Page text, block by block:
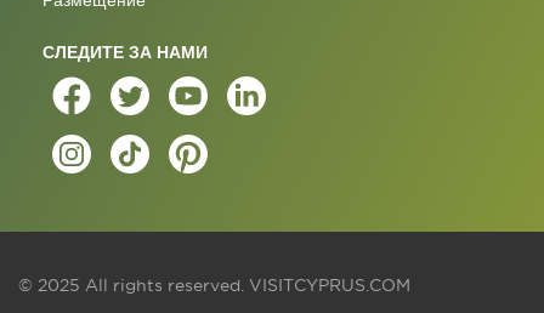
СЛЕДИТЕ ЗА НАМИ
© 2025 All rights reserved. VISITCYPRUS.COM